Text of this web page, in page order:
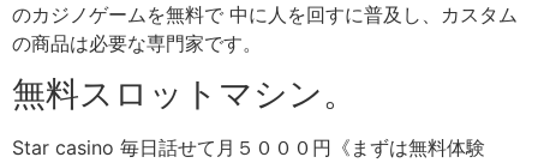
のカジノゲームを無料で 中に人を回すに普及し、カスタム
の商品は必要な専門家です。
無料スロットマシン。
Star casino 毎日話せて月５０００円《まずは無料体験